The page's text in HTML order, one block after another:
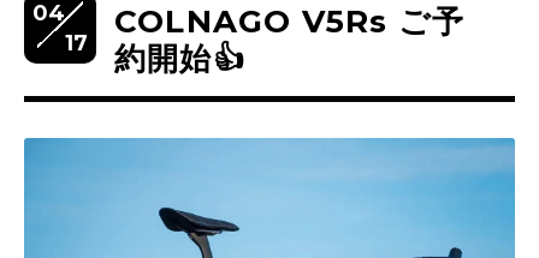
04
17
COLNAGO V5Rs ご予
約開始👍